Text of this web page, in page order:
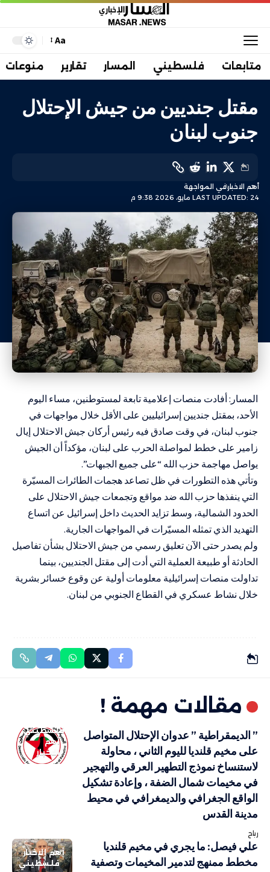
Aa
متابعات فلسطيني المسار تقارير منوعات
مقتل جنديين من جيش الإحتلال
جنوب لبنان
LAST UPDATED: 24 مايو، 2026 9:38 م
أهم الاخبارفي المواجهة
المسار: أفادت منصات إعلامية تابعة لمستوطنين، مساء اليوم
الأحد، بمقتل جنديين إسرائيليين على الأقل خلال مواجهات في
جنوب لبنان، في وقت صادق فيه رئيس أركان جيش الاحتلال إيال
زامير على خطط لمواصلة الحرب على لبنان، مؤكداً أن الجيش
يواصل مهاجمة حزب الله “على جميع الجبهات”.
وتأتي هذه التطورات في ظل تصاعد هجمات الطائرات المسيّرة
التي ينفذها حزب الله ضد مواقع وتجمعات جيش الاحتلال على
الحدود الشمالية، وسط تزايد الحديث داخل إسرائيل عن اتساع
التهديد الذي تمثله المسيّرات في المواجهات الجارية.
ولم يصدر حتى الآن تعليق رسمي من جيش الاحتلال بشأن تفاصيل
الحادثة أو طبيعة العملية التي أدت إلى مقتل الجنديين، بينما
تداولت منصات إسرائيلية معلومات أولية عن وقوع خسائر بشرية
خلال نشاط عسكري في القطاع الجنوبي من لبنان.
مقالات مهمة !
فلسطيني
أهم
الاخبار
” الديمقراطية ” عدوان الإحتلال المتواصل
على مخيم قلنديا لليوم الثاني ، محاولة
لاستنساخ نموذج التطهير العرقي والتهجير
في مخيمات شمال الضفة ، وإعادة تشكيل
الواقع الجغرافي والديمغرافي في محيط
مدينة القدس
رباح
أهم الاخبار
فلسطيني
علي فيصل: ما يجري في مخيم قلنديا
مخطط ممنهج لتدمير المخيمات وتصفية